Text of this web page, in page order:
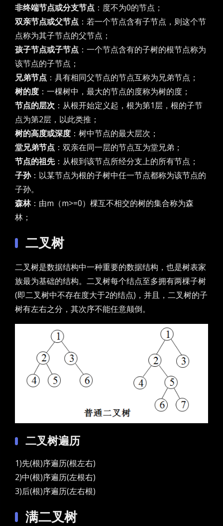
非终端节点或分支节点 ：度不为0的节点；
双亲节点或父节点 ：若一个节点含有子节点，则这个节
点称为其子节点的父节点；
孩子节点或子节点 ：一个节点含有的子树的根节点称为
该节点的子节点；
兄弟节点 ：具有相同父节点的节点互称为兄弟节点；
树的度 ：一棵树中，最大的节点的度称为树的度；
节点的层次 ：从根开始定义起，根为第1层，根的子节
点为第2层，以此类推；
树的高度或深度 ：树中节点的最大层次；
堂兄弟节点 ：双亲在同一层的节点互为堂兄弟；
节点的祖先：从根到该节点所经分支上的所有节点；
子孙：以某节点为根的子树中任一节点都称为该节点的
子孙。
森林：由m（m>=0）棵互不相交的树的集合称为森
林；
二叉树
二叉树是数据结构中一种重要的数据结构，也是树表家
族最为基础的结构。二叉树每个结点至多拥有两棵子树
(即二叉树中不存在度大于2的结点)，并且，二叉树的子
树有左右之分，其次序不能任意颠倒。
二叉树遍历
1)先(根)序遍历(根左右)
2)中(根)序遍历(左根右)
3)后(根)序遍历(左右根)
满二叉树